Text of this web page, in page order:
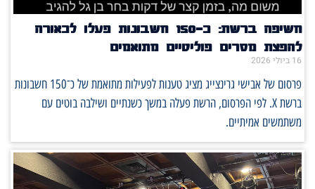
חשיפה ברשת: כ־150 חשבונות פעלו לכאורה
להפצת מסרים פוליטיים מתואמים
16 ביולי 2026
פרסום של אבישי גרינצייג מציג טענות לפעילות מתואמת של כ־150 חשבונות
ברשת X. לפי הפרסום, הרשת פעלה במשך כשנתיים ושילבה בוטים עם
משתמשים אמיתיים.